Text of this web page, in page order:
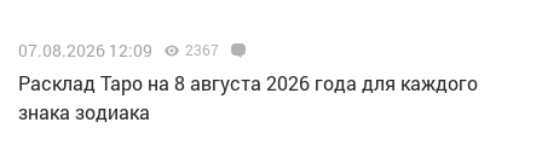
07.08.2026 12:09 2367
Расклад Таро на 8 августа 2026 года для каждого
знака зодиака